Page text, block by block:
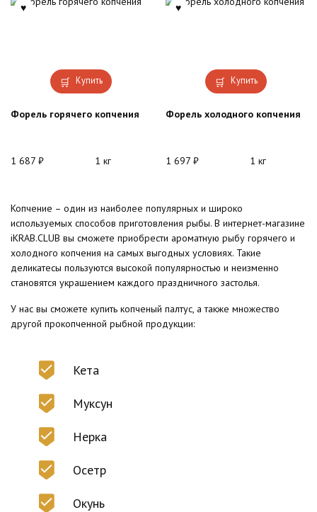
Купить
Форель горячего копчения
1 687 ₽ 1 кг
Купить
Форель холодного копчения
1 697 ₽ 1 кг
Копчение – один из наиболее популярных и широко
используемых способов приготовления рыбы. В интернет-магазине
iKRAB.CLUB вы сможете приобрести ароматную рыбу горячего и
холодного копчения на самых выгодных условиях. Такие
деликатесы пользуются высокой популярностью и неизменно
становятся украшением каждого праздничного застолья.
У нас вы сможете купить копченый палтус, а также множество
другой прокопченной рыбной продукции:
Кета
Муксун
Нерка
Осетр
Окунь